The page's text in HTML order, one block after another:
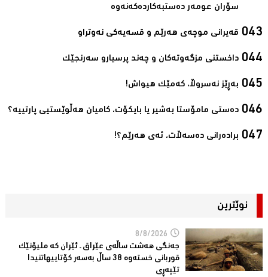
سۆران عومەر دەستبەکاردەکەنەوە‌
قەیرانی موچەی ھەرێم و قسەیەکی نەوتراو‌
داخستنی مزگەوتەکان و چەند پرسیارو سەرنجێک‌
بەڕێز نەسروڵا، کەمێك ھیواش!‌
ده‌ستی مامۆستا به‌شیر یا بایكۆت، كامیان هه‌ڵوێستیی پارتییه‌؟‌
برادەرانی دەسەڵات، ئەی ھەرێم؟!‌
نوێترین
8/8/2026
جەنگی هەشت ساڵەی عێراق ـ ئێران کە ملیۆنێک
قوربانى خستەوە 38 ساڵ بەسەر كۆتاییهاتنیدا
تێپەڕى